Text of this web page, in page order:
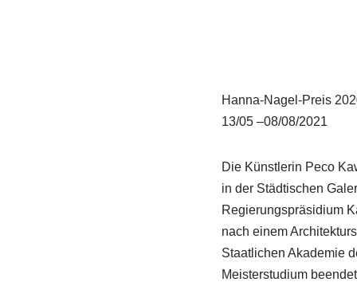
Hanna-Nagel-Preis
13/05 –08/08/2021
Die Künstlerin Peco
in der Städtischen
Regierungspräsidium
nach einem
Staatlichen Akademie
Meisterstudium